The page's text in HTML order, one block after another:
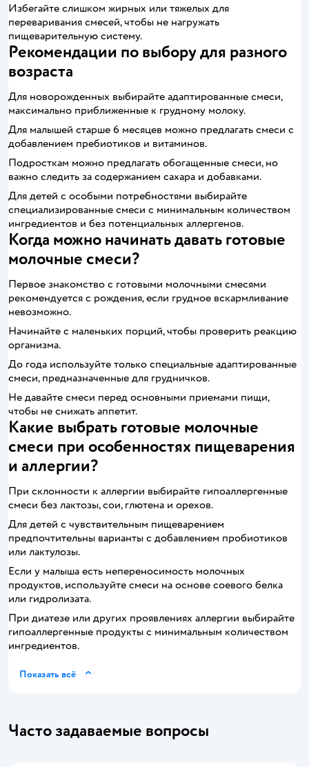
Избегайте слишком жирных или тяжелых для
переваривания смесей, чтобы не нагружать
пищеварительную систему.
Рекомендации по выбору для разного
возраста
Для новорожденных выбирайте адаптированные смеси,
максимально приближенные к грудному молоку.
Для малышей старше 6 месяцев можно предлагать смеси с
добавлением пребиотиков и витаминов.
Подросткам можно предлагать обогащенные смеси, но
важно следить за содержанием сахара и добавками.
Для детей с особыми потребностями выбирайте
специализированные смеси с минимальным количеством
ингредиентов и без потенциальных аллергенов.
Когда можно начинать давать готовые
молочные смеси?
Первое знакомство с готовыми молочными смесями
рекомендуется с рождения, если грудное вскармливание
невозможно.
Начинайте с маленьких порций, чтобы проверить реакцию
организма.
До года используйте только специальные адаптированные
смеси, предназначенные для грудничков.
Не давайте смеси перед основными приемами пищи,
чтобы не снижать аппетит.
Какие выбрать готовые молочные
смеси при особенностях пищеварения
и аллергии?
При склонности к аллергии выбирайте гипоаллергенные
смеси без лактозы, сои, глютена и орехов.
Для детей с чувствительным пищеварением
предпочтительны варианты с добавлением пробиотиков
или лактулозы.
Если у малыша есть непереносимость молочных
продуктов, используйте смеси на основе соевого белка
или гидролизата.
При диатезе или других проявлениях аллергии выбирайте
гипоаллергенные продукты с минимальным количеством
ингредиентов.
Показать всё
Часто задаваемые вопросы